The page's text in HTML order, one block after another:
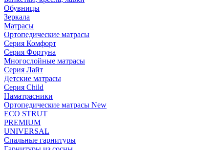
Обувницы
Зеркала
Матрасы
Ортопедические матрасы
Серия Комфорт
Серия Фортуна
Многослойные матрасы
Серия Лайт
Детские матрасы
Серия Child
Наматрасники
Ортопедические матрасы New
ECO STRUT
PREMIUM
UNIVERSAL
Спальные гарнитуры